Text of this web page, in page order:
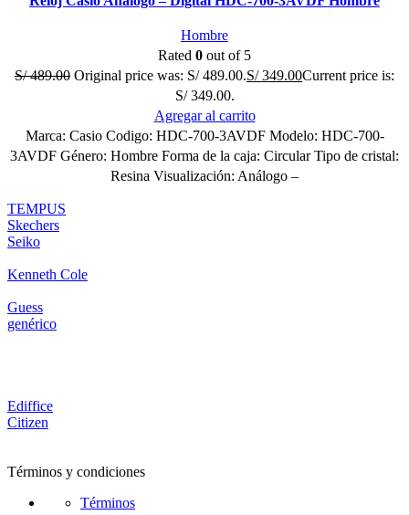
Hombre
Rated 0 out of 5
S/489.00 Original price was: S/ 489.00.S/349.00Current price is:
S/ 349.00.
Agregar al carrito
Marca: Casio Codigo: HDC-700-3AVDF Modelo: HDC-700-
3AVDF Género: Hombre Forma de la caja: Circular Tipo de cristal:
Resina Visualización: Análogo –
TEMPUS
Skechers
Seiko
Kenneth Cole
Guess
genérico
Ediffice
Citizen
Términos y condiciones
Términos